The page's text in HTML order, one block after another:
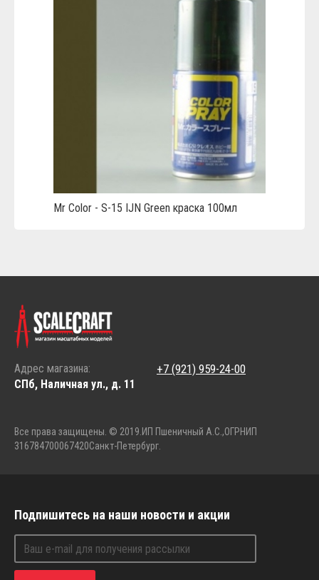
Mr Color - S-15 IJN Green краска 100мл
Адрес магазина:
СПб, Наличная ул., д. 11
+7 (921) 959-24-00
Все права защищены. © 2019. ИП Пшеничный А.С.,ОГРНИП
316784700067420Санкт-Петербург.
Подпишитесь на наши новости и акции